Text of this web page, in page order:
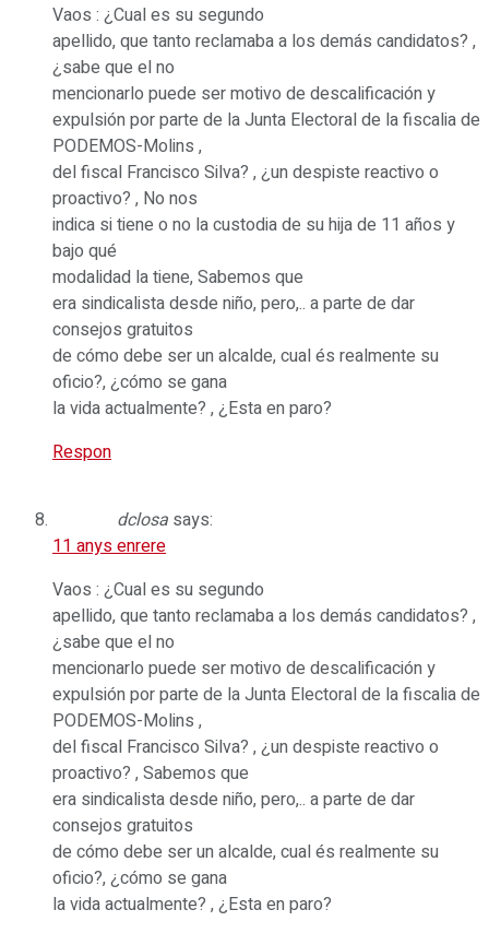
Vaos : ¿Cual es su segundo
apellido, que tanto reclamaba a los demás candidatos? ,
¿sabe que el no
mencionarlo puede ser motivo de descalificación y
expulsión por parte de la Junta Electoral de la fiscalia de
PODEMOS-Molins ,
del fiscal Francisco Silva? , ¿un despiste reactivo o
proactivo? , No nos
indica si tiene o no la custodia de su hija de 11 años y
bajo qué
modalidad la tiene, Sabemos que
era sindicalista desde niño, pero,.. a parte de dar
consejos gratuitos
de cómo debe ser un alcalde, cual és realmente su
oficio?, ¿cómo se gana
la vida actualmente? , ¿Esta en paro?
Respon
dclosa says:
11 anys enrere
Vaos : ¿Cual es su segundo
apellido, que tanto reclamaba a los demás candidatos? ,
¿sabe que el no
mencionarlo puede ser motivo de descalificación y
expulsión por parte de la Junta Electoral de la fiscalia de
PODEMOS-Molins ,
del fiscal Francisco Silva? , ¿un despiste reactivo o
proactivo? , Sabemos que
era sindicalista desde niño, pero,.. a parte de dar
consejos gratuitos
de cómo debe ser un alcalde, cual és realmente su
oficio?, ¿cómo se gana
la vida actualmente? , ¿Esta en paro?